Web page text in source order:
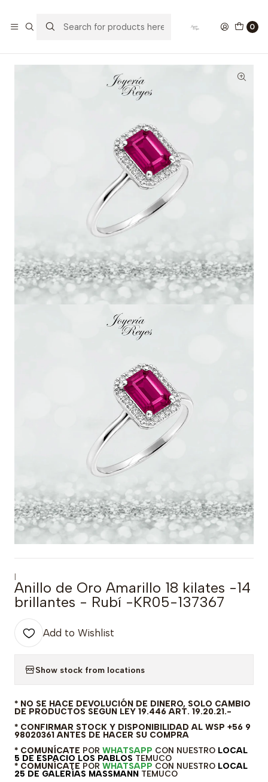
0
Anillo de Oro Amarillo 18 kilates -14 brillantes - Rubí -
KR05-137367
|
Anillo de Oro Amarillo 18 kilates -14
brillantes - Rubí -KR05-137367
Add to Wishlist
Show stock from locations
* NO SE HACE DEVOLUCIÓN DE DINERO, SOLO CAMBIO
DE PRODUCTOS SEGUN LEY 19.446 ART. 19.20.21.-
* CONFIRMAR STOCK Y DISPONIBILIDAD AL WSP +56 9
98020361 ANTES DE HACER SU COMPRA
* COMUNÍCATE POR WHATSAPP CON NUESTRO LOCAL
5 DE ESPACIO LOS PABLOS TEMUCO
* COMUNÍCATE POR WHATSAPP CON NUESTRO LOCAL
25 DE GALERÍAS MASSMANN TEMUCO